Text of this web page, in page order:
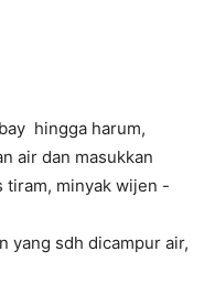
hingga harum,
air dan masukkan
tiram, minyak wijen -
yang sdh dicampur air,